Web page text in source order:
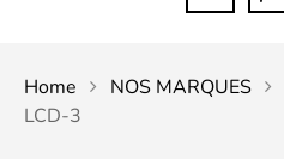
Home NOS MARQUES
LCD-3